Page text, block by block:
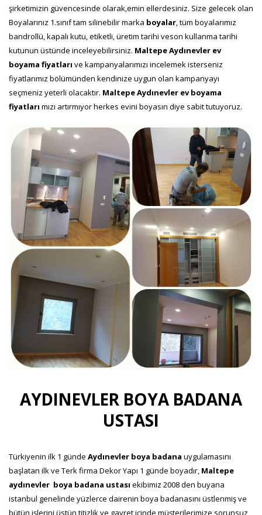
şirketimizin güvencesinde olarak,emin ellerdesiniz. Size gelecek olan
Boyalarınız 1.sınıf tam silinebilir marka boyalar, tüm boyalarımız
bandrollü, kapalı kutu, etiketli, üretim tarihi veson kullanma tarihi
kutunun üstünde inceleyebilirsiniz. Maltepe Aydınevler ev
boyama fiyatları ve kampanyalarımızı incelemek isterseniz
fiyatlarımız bölümünden kendinize uygun olan kampanyayı
seçmeniz yeterli olacaktır. Maltepe Aydınevler ev boyama
fiyatları mızı artırmıyor herkes evini boyasın diye sabit tutuyoruz.
AYDINEVLER BOYA BADANA
USTASI
Türkiyenin ilk 1 günde Aydınevler boya badana uygulamasını
başlatan ilk ve Terk firma Dekor Yapı 1 günde boyadır, Maltepe
aydınevler boya badana ustası ekibimiz 2008 den buyana
istanbul genelinde yüzlerce dairenin boya badanasını üstlenmiş ve
bütün işlerini üstün titizlik ve gayret içinde müşterilerimize sorunsuz